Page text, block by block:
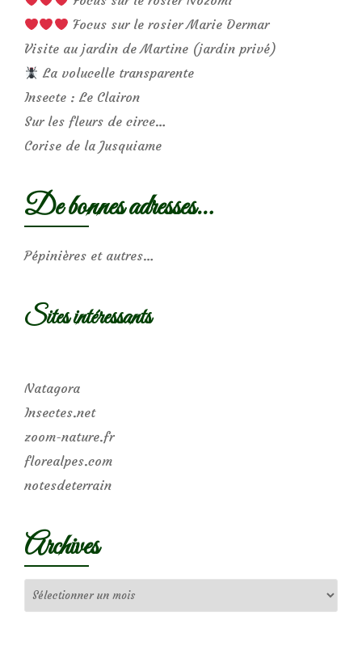
Focus sur le rosier Marie Dermar
Visite au jardin de Martine (jardin privé)
La volucelle transparente
Insecte : Le Clairon
Sur les fleurs de circe…
Corise de la Jusquiame
De bonnes adresses…
Pépinières et autres…
Sites intéressants
Natagora
Insectes.net
zoom-nature.fr
florealpes.com
notesdeterrain
Archives